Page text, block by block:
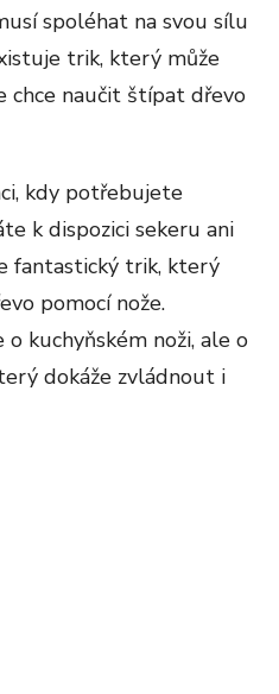
spoléhat na svou sílu
trik, který může
chce naučit štípat dřevo
kdy potřebujete
k dispozici sekeru ani
fantastický trik, který
pomocí nože.
kuchyňském noži, ale o
dokáže zvládnout i